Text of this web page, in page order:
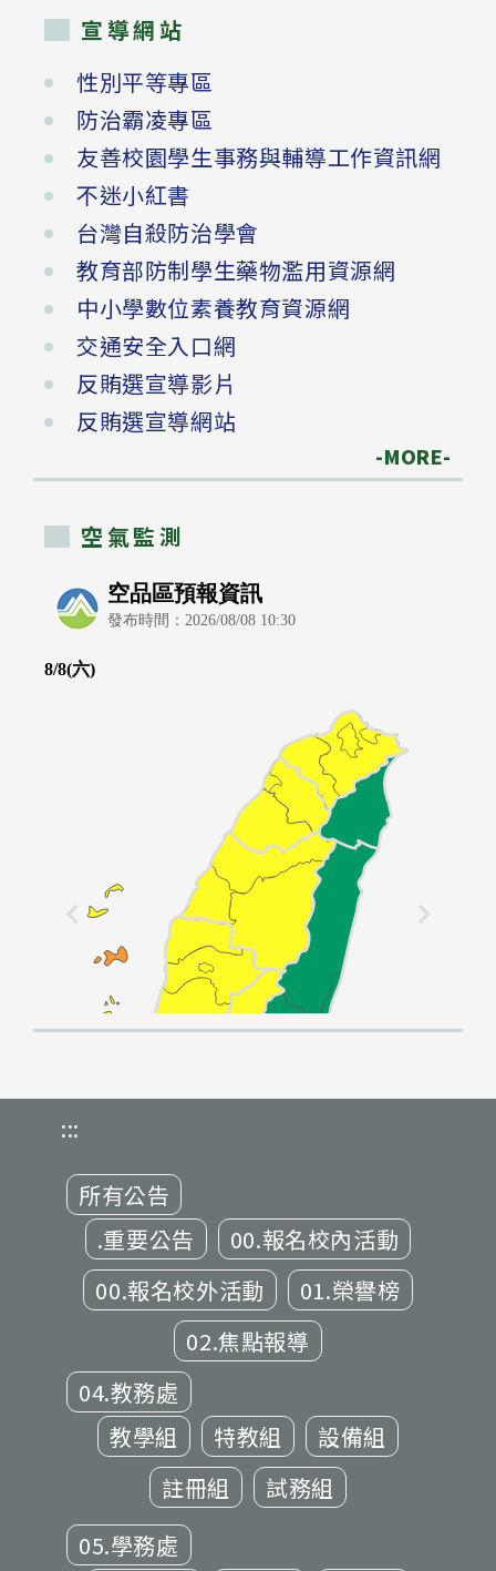
宣導網站
性別平等專區
防治霸凌專區
友善校園學生事務與輔導工作資訊網
不迷小紅書
台灣自殺防治學會
教育部防制學生藥物濫用資源網
中小學數位素養教育資源網
交通安全入口網
反賄選宣導影片
反賄選宣導網站
-MORE-
空氣監測
:::
所有公告
.重要公告
00.報名校內活動
00.報名校外活動
01.榮譽榜
02.焦點報導
04.教務處
教學組
特教組
設備組
註冊組
試務組
05.學務處